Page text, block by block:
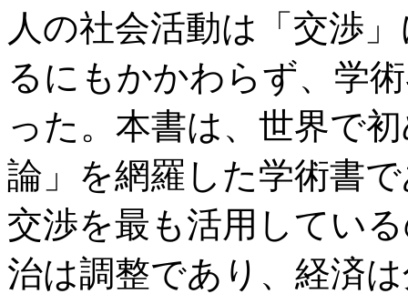
人の社会活動は「交渉
るにもかかわらず、学
った。本書は、世界で
論」を網羅した学術書
交渉を最も活用してい
治は調整であり、経済